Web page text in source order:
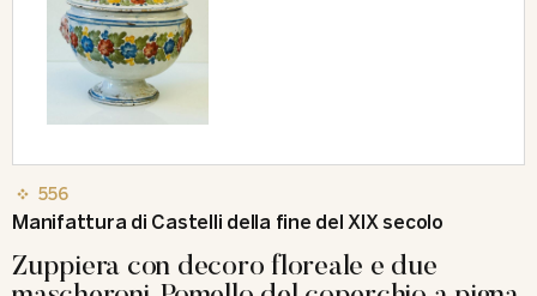
556
Manifattura di Castelli della fine del XIX secolo
Zuppiera con decoro floreale e due